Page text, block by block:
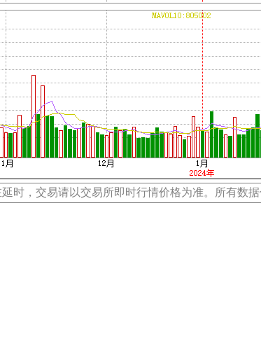
时，交易请以交易所即时行情价格为准。所有数据